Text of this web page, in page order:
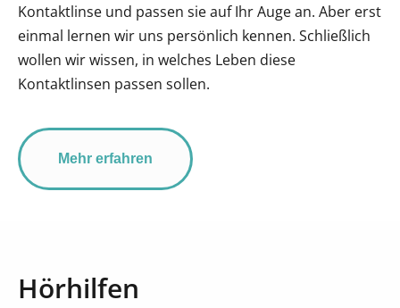
Kontaktlinse und passen sie auf Ihr Auge an. Aber erst
einmal lernen wir uns persönlich kennen. Schließlich
wollen wir wissen, in welches Leben diese
Kontaktlinsen passen sollen.
Mehr erfahren
Hörhilfen